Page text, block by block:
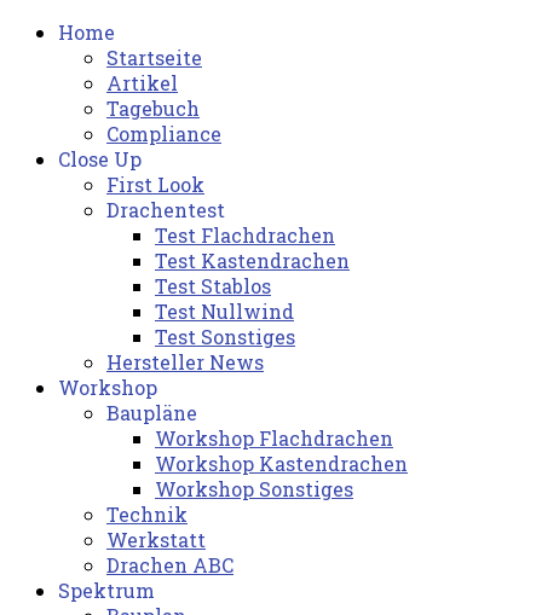
Home
Startseite
Artikel
Tagebuch
Compliance
Close Up
First Look
Drachentest
Test Flachdrachen
Test Kastendrachen
Test Stablos
Test Nullwind
Test Sonstiges
Hersteller News
Workshop
Baupläne
Workshop Flachdrachen
Workshop Kastendrachen
Workshop Sonstiges
Technik
Werkstatt
Drachen ABC
Spektrum